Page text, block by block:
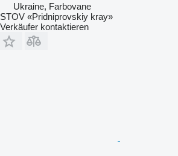
Ukraine, Farbovane
STOV «Pridniprovskiy kray»
Verkäufer kontaktieren